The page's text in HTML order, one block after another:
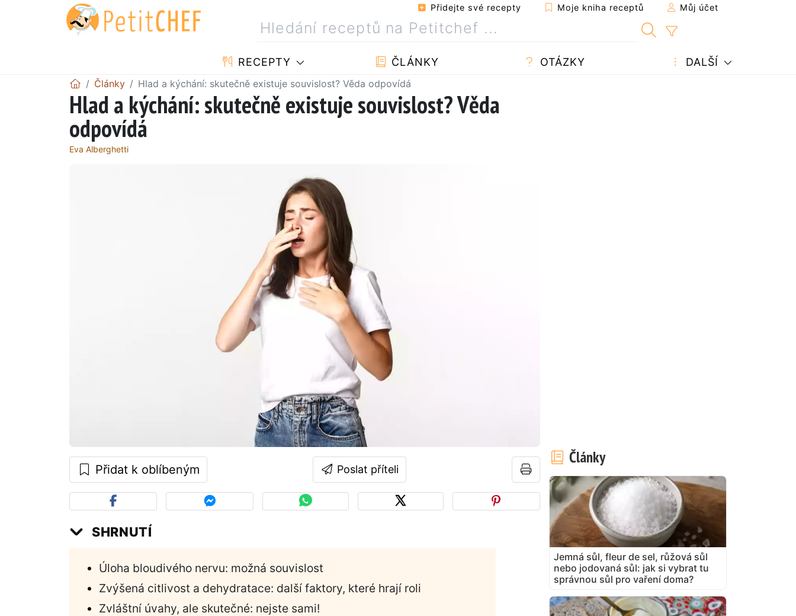
Přidejte své recepty Moje kniha receptů Můj účet
RECEPTY ČLÁNKY OTÁZKY DALŠÍ
Články Hlad a kýchání: skutečně existuje souvislost? Věda odpovídá
Hlad a kýchání: skutečně existuje souvislost? Věda
odpovídá
Eva Alberghetti
Přidat k oblíbeným Poslat příteli
SHRNUTÍ
Úloha bloudivého nervu: možná souvislost
Zvýšená citlivost a dehydratace: další faktory, které hrají roli
Zvláštní úvahy, ale skutečné: nejste sami!
Články
Jemná sůl, fleur de sel, růžová sůl
nebo jodovaná sůl: jak si vybrat tu
správnou sůl pro vaření doma?